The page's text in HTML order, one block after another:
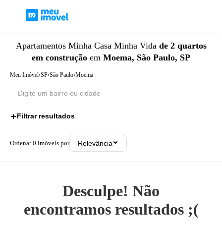
Apartamentos Minha Casa Minha Vida de 2 quartos
em construção em Moema, São Paulo, SP
Meu Imóvel›SP›São Paulo›Moema
Filtrar resultados
Ordenar0 imóveis por Relevância
Desculpe! Não
encontramos resultados ;(